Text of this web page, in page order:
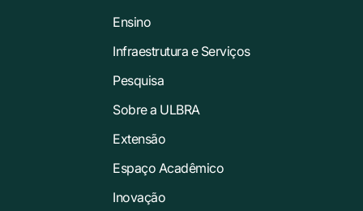
Ensino
Infraestrutura e Serviços
Pesquisa
Sobre a ULBRA
Extensão
Espaço Acadêmico
Inovação